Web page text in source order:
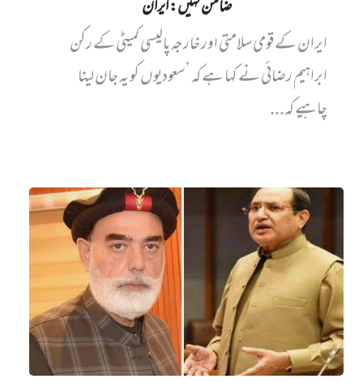
ضامن نہیں‌: ایران
ایران کے قومی سلامتی اور خارجہ پالیسی کمیٹی کے رکن
ابراہیم رضائی نے کہا ہے کہ ’سعودیوں کو یہ جان لینا
چاہیے کہ...